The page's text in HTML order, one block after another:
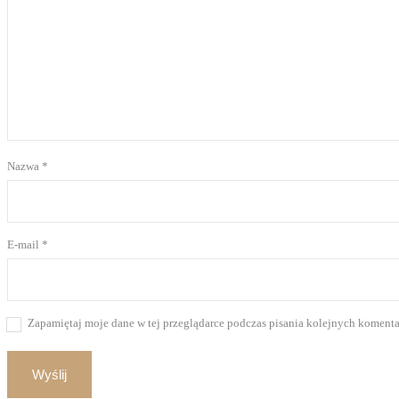
Nazwa *
E-mail *
Zapamiętaj moje dane w tej przeglądarce podczas pisania kolejnych